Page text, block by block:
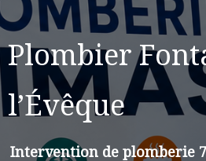
Plombier
l’Évêque
Intervention de plomberie